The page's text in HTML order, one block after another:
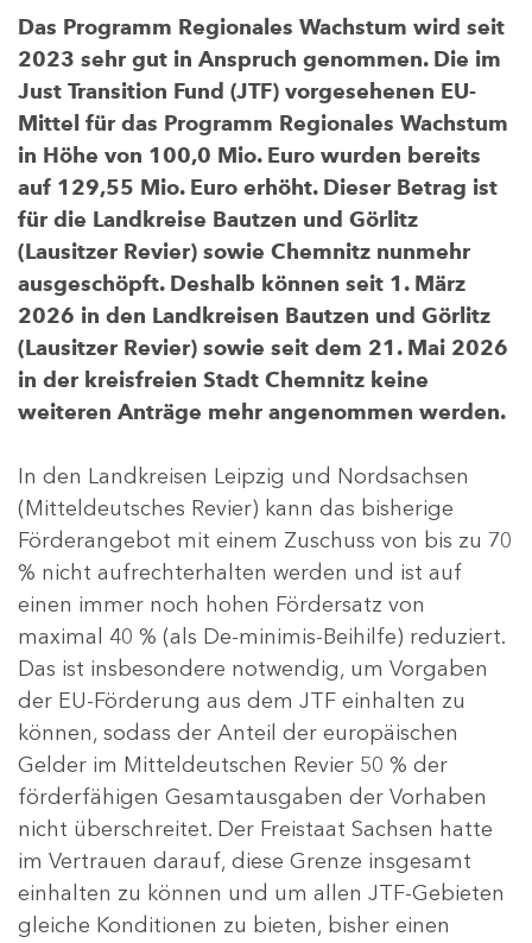
Das Programm Regionales Wachstum wird seit
2023 sehr gut in Anspruch genommen. Die im
Just Transition Fund (JTF) vorgesehenen EU-
Mittel für das Programm Regionales Wachstum
in Höhe von 100,0 Mio. Euro wurden bereits
auf 129,55 Mio. Euro erhöht. Dieser Betrag ist
für die Landkreise Bautzen und Görlitz
(Lausitzer Revier) sowie Chemnitz nunmehr
ausgeschöpft. Deshalb können seit 1. März
2026 in den Landkreisen Bautzen und Görlitz
(Lausitzer Revier) sowie seit dem 21. Mai 2026
in der kreisfreien Stadt Chemnitz keine
weiteren Anträge mehr angenommen werden.
In den Landkreisen Leipzig und Nordsachsen
(Mitteldeutsches Revier) kann das bisherige
Förderangebot mit einem Zuschuss von bis zu 70
% nicht aufrechterhalten werden und ist auf
einen immer noch hohen Fördersatz von
maximal 40 % (als De-minimis-Beihilfe) reduziert.
Das ist insbesondere notwendig, um Vorgaben
der EU-Förderung aus dem JTF einhalten zu
können, sodass der Anteil der europäischen
Gelder im Mitteldeutschen Revier 50 % der
förderfähigen Gesamtausgaben der Vorhaben
nicht überschreitet. Der Freistaat Sachsen hatte
im Vertrauen darauf, diese Grenze insgesamt
einhalten zu können und um allen JTF-Gebieten
gleiche Konditionen zu bieten, bisher einen